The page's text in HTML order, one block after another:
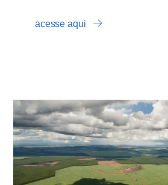
acesse aqui